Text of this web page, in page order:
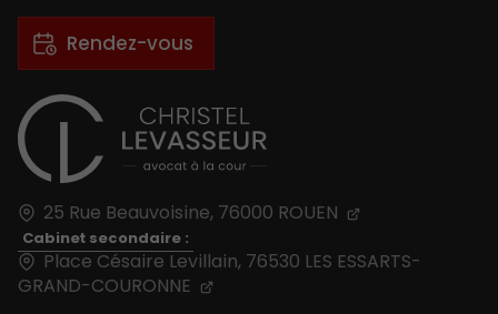
25 Rue Beauvoisine, 76000 ROUEN
Cabinet secondaire :
Place Césaire Levillain, 76530 LES ESSARTS-
GRAND-COURONNE
Rendez-vous